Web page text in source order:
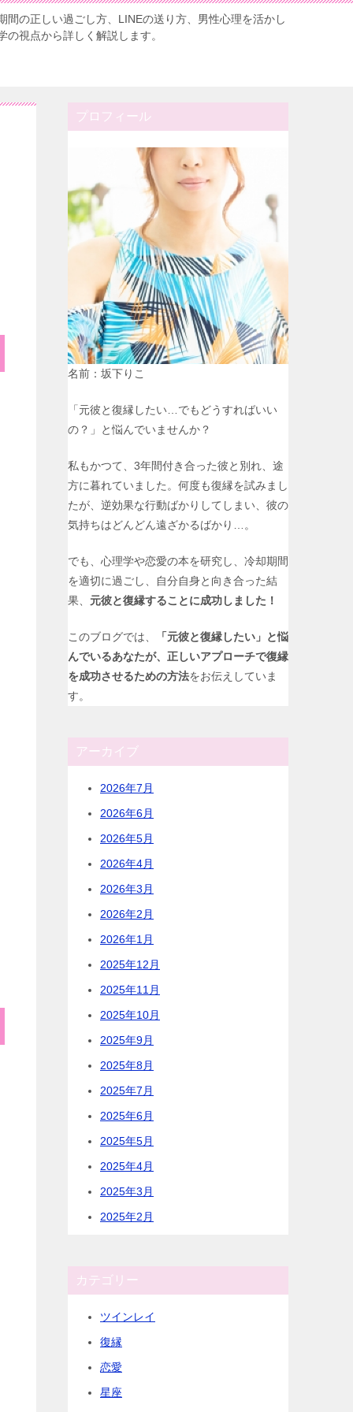
間の正しい過ごし方、LINEの送り方、男性心理を活かし
視点から詳しく解説します。
プロフィール
名前：坂下りこ
「元彼と復縁したい…でもどうすればいい
の？」と悩んでいませんか？
私もかつて、3年間付き合った彼と別れ、途
方に暮れていました。何度も復縁を試みまし
たが、逆効果な行動ばかりしてしまい、彼の
気持ちはどんどん遠ざかるばかり…。
でも、心理学や恋愛の本を研究し、冷却期間
を適切に過ごし、自分自身と向き合った結
果、 元彼と復縁することに成功しました！
このブログでは、
「元彼と復縁したい」と悩
んでいるあなたが、正しいアプローチで復縁
を成功させるための方法をお伝えしていま
す。
アーカイブ
2026年7月
2026年6月
2026年5月
2026年4月
2026年3月
2026年2月
2026年1月
2025年12月
2025年11月
2025年10月
2025年9月
2025年8月
2025年7月
2025年6月
2025年5月
2025年4月
2025年3月
2025年2月
カテゴリー
ツインレイ
復縁
恋愛
星座